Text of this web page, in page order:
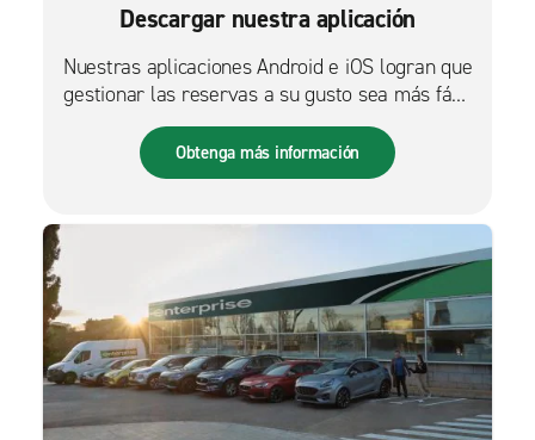
Descargar nuestra aplicación
Nuestras aplicaciones Android e iOS logran que
gestionar las reservas a su gusto sea más fácil
que nunca.
Obtenga más información